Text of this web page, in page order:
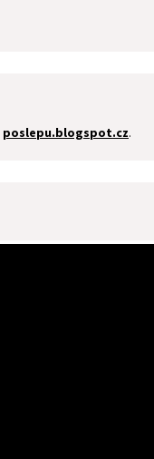
poslepu.blogspot.cz.